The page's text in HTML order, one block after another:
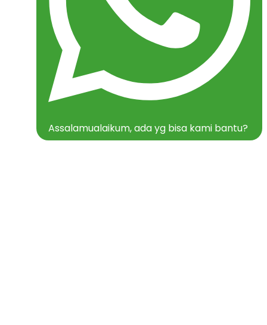
Assalamualaikum, ada yg bisa kami bantu?